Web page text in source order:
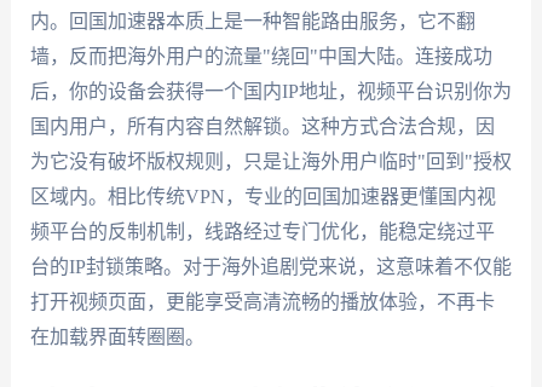
内。回国加速器本质上是一种智能路由服务，它不翻
墙，反而把海外用户的流量"绕回"中国大陆。连接成功
后，你的设备会获得一个国内IP地址，视频平台识别你为
国内用户，所有内容自然解锁。这种方式合法合规，因
为它没有破坏版权规则，只是让海外用户临时"回到"授权
区域内。相比传统VPN，专业的回国加速器更懂国内视
频平台的反制机制，线路经过专门优化，能稳定绕过平
台的IP封锁策略。对于海外追剧党来说，这意味着不仅能
打开视频页面，更能享受高清流畅的播放体验，不再卡
在加载界面转圈圈。